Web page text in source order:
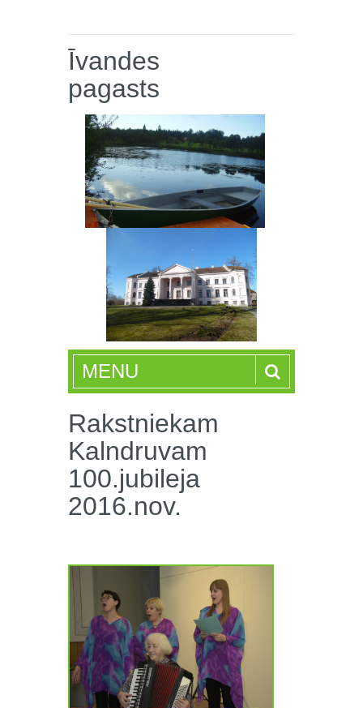
Īvandes
pagasts
MENU
Rakstniekam
Kalndruvam
100.jubileja
2016.nov.